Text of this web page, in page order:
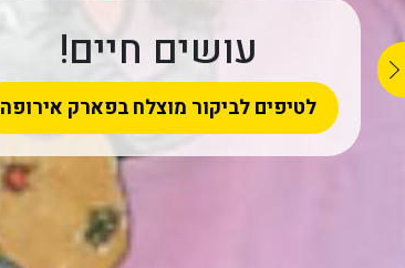
עושים חיים!
לטיפים לביקור מוצלח בפארק אירופה